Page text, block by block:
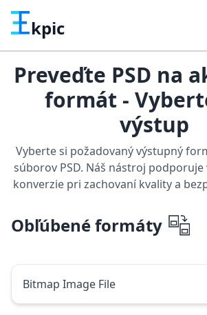
kpic
Preveďte PSD na
formát -
výstup
Vyberte si požadovaný výstupný
súborov PSD. Náš nástroj
konverzie pri zachovaní kvality a
Obľúbené formáty
Bitmap Image File